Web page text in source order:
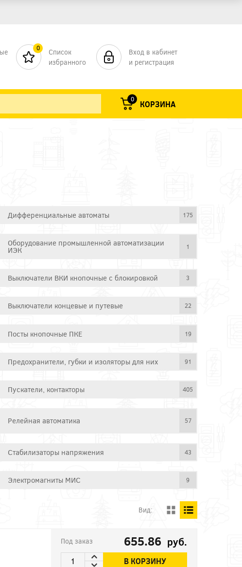
0
Список
избранного
Вход в кабинет
и регистрация
0 КОРЗИНА
Дифференциальные автоматы 175
Оборудование промышленной автоматизации
ИЭК 1
Выключатели ВКИ кнопочные с блокировкой 3
Выключатели концевые и путевые 22
Посты кнопочные ПКЕ 19
Предохранители, губки и изоляторы для них 91
Пускатели, контакторы 405
Релейная автоматика 57
Стабилизаторы напряжения 43
Электромагниты МИС 9
Вид:
Под заказ 655.86 руб.
В КОРЗИНУ